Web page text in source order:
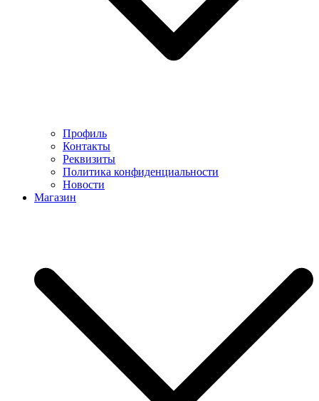
Профиль
Контакты
Реквизиты
Политика конфиденциальности
Новости
Магазин